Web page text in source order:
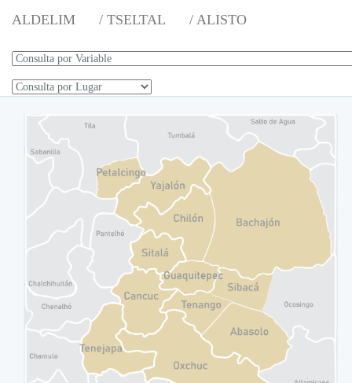
ALDELIM / TSELTAL / ALISTO